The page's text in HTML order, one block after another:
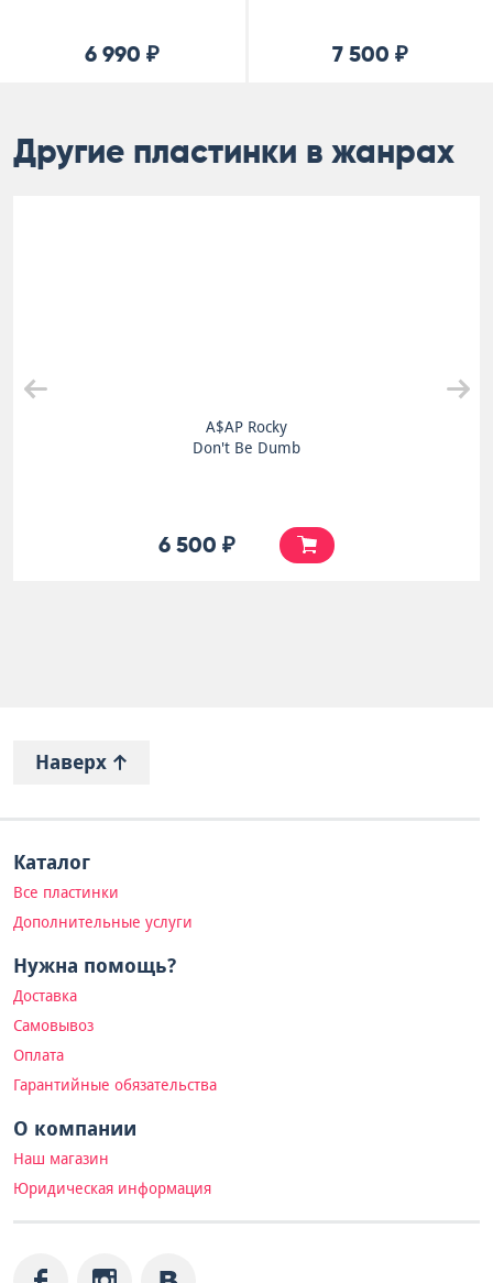
6 990 ₽ 7 500 ₽
Другие пластинки в жанрах
A$AP Rocky
Don't Be Dumb
6 500 ₽
Наверх
Каталог
Все пластинки
Дополнительные услуги
Нужна помощь?
Доставка
Самовывоз
Оплата
Гарантийные обязательства
О компании
Наш магазин
Юридическая информация